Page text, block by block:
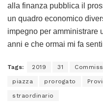
alla finanza pubblica il
un quadro economico
impegno per amministrare
anni e che ormai mi fa
Tags: 2019 31
piazza prorogato
straordinario